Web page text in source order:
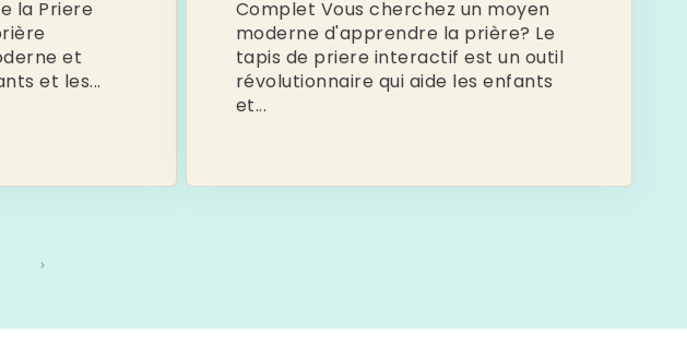
la Priere
et
et les...
Complet Vous cherchez un moyen
moderne d'apprendre la prière? Le
tapis de priere interactif est un outil
révolutionnaire qui aide les enfants
et...